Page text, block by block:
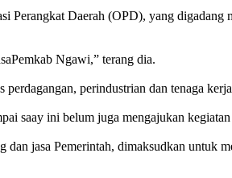
Perangkat Daerah (OPD), yang
Ngawi,” terang dia.
perindustrian dan tenaga
saay ini belum juga mengajukan
jasa Pemerintah, dimaksudkan untuk